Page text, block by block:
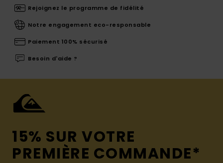
Rejoignez le programme de fidélité
Notre engagement eco-responsable
Paiement 100% sécurisé
Besoin d'aide ?
15% SUR VOTRE
PREMIÈRE COMMANDE*